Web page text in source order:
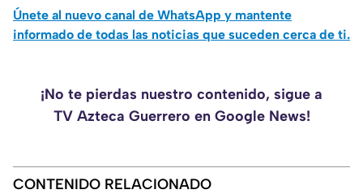
Únete al nuevo canal de WhatsApp y mantente
informado de todas las noticias que suceden cerca de ti.
¡No te pierdas nuestro contenido, sigue a
TV Azteca Guerrero en Google News!
CONTENIDO RELACIONADO